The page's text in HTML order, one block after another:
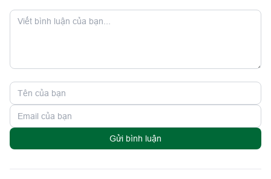
Gửi bình luận